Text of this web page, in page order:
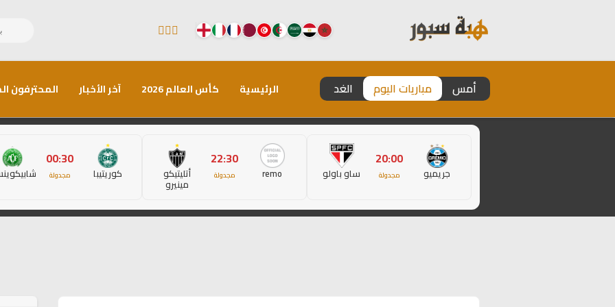
أمس مباريات اليوم الغد الرئيسية كأس العالم 2026 آخر الأخبار المحترفون
جريميو
20:00
مجدولة ساو باولو remo
22:30
مجدولة أتليتيكو
مينيرو
كوريتيبا
00:30
مجدولة